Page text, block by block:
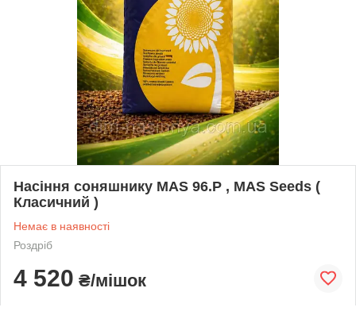
Насіння соняшнику MAS 96.P , MAS Seeds (
Класичний )
Немає в наявності
Роздріб
4 520 ₴/мішок